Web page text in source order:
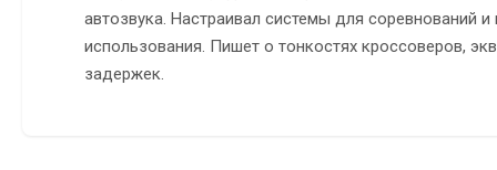
автозвука. Настраивал системы для соревнований
использования. Пишет о тонкостях кроссоверов,
задержек.